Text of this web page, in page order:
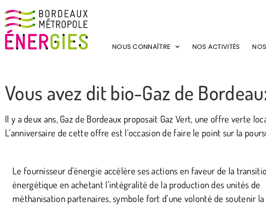
NOUS CONNAÎTRE NOS ACTIVITÉS
Vous avez dit bio-Gaz de
Il y a deux ans, Gaz de Bordeaux proposait Gaz Vert, une offre verte
L’anniversaire de cette offre est l’occasion de faire le point sur la
Le fournisseur d’énergie accélère ses actions en faveur de la
énergétique en achetant l’intégralité de la production des unités de
méthanisation partenaires, symbole fort d’une volonté de soutenir la